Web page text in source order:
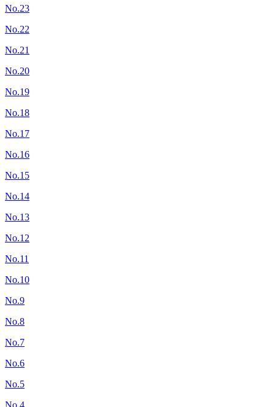
No.23
No.22
No.21
No.20
No.19
No.18
No.17
No.16
No.15
No.14
No.13
No.12
No.11
No.10
No.9
No.8
No.7
No.6
No.5
No.4